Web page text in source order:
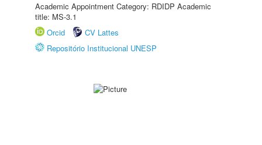
Academic Appointment Category: RDIDP Academic
title: MS-3.1
Orcid
CV Lattes
Repositório Institucional UNESP